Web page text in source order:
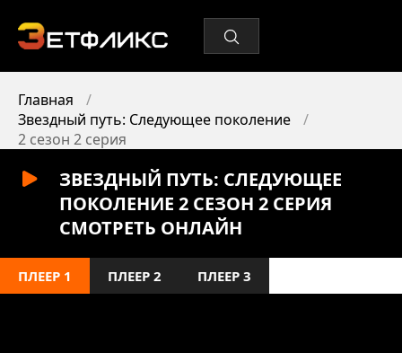
Главная
Звездный путь: Следующее поколение
2 сезон 2 серия
ЗВЕЗДНЫЙ ПУТЬ: СЛЕДУЮЩЕЕ
ПОКОЛЕНИЕ 2 СЕЗОН 2 СЕРИЯ
СМОТРЕТЬ ОНЛАЙН
ПЛЕЕР 1 ПЛЕЕР 2 ПЛЕЕР 3